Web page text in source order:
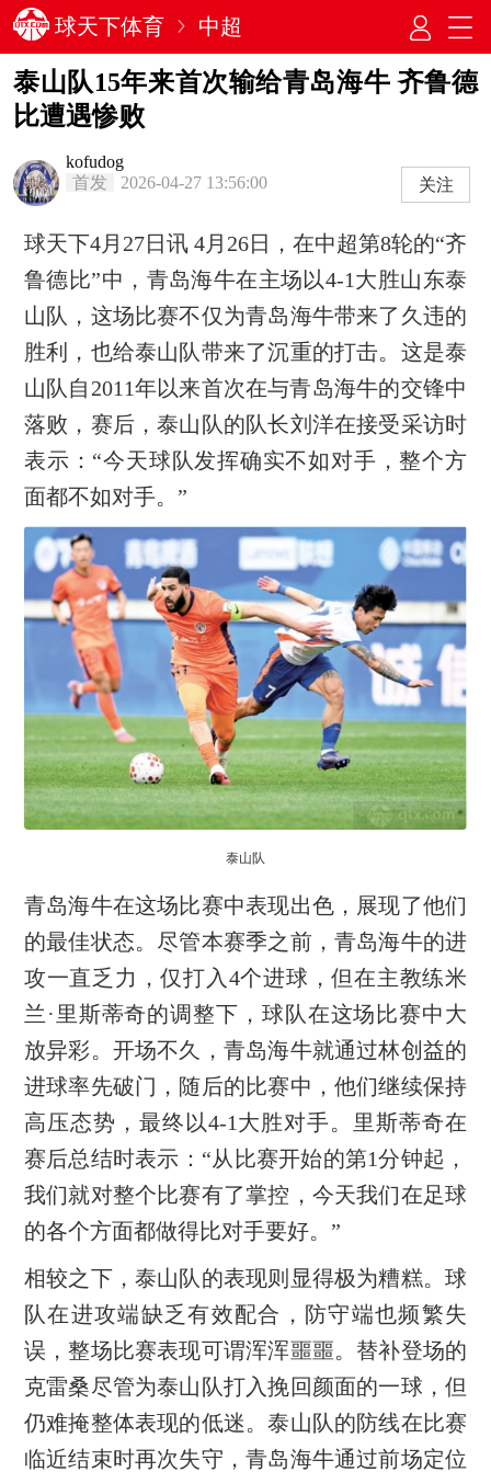
球天下体育 中超
泰山队15年来首次输给青岛海牛 齐鲁德
比遭遇惨败
kofudog
首发
2026-04-27 13:56:00 关注
球天下4月27日讯 4月26日，在中超第8轮的“齐
鲁德比”中，青岛海牛在主场以4-1大胜山东泰
山队，这场比赛不仅为青岛海牛带来了久违的
胜利，也给泰山队带来了沉重的打击。这是泰
山队自2011年以来首次在与青岛海牛的交锋中
落败，赛后，泰山队的队长刘洋在接受采访时
表示：“今天球队发挥确实不如对手，整个方
面都不如对手。”
泰山队
青岛海牛在这场比赛中表现出色，展现了他们
的最佳状态。尽管本赛季之前，青岛海牛的进
攻一直乏力，仅打入4个进球，但在主教练米
兰·里斯蒂奇的调整下，球队在这场比赛中大
放异彩。开场不久，青岛海牛就通过林创益的
进球率先破门，随后的比赛中，他们继续保持
高压态势，最终以4-1大胜对手。里斯蒂奇在
赛后总结时表示：“从比赛开始的第1分钟起，
我们就对整个比赛有了掌控，今天我们在足球
的各个方面都做得比对手要好。”
相较之下，泰山队的表现则显得极为糟糕。球
队在进攻端缺乏有效配合，防守端也频繁失
误，整场比赛表现可谓浑浑噩噩。替补登场的
克雷桑尽管为泰山队打入挽回颜面的一球，但
仍难掩整体表现的低迷。泰山队的防线在比赛
临近结束时再次失守，青岛海牛通过前场定位